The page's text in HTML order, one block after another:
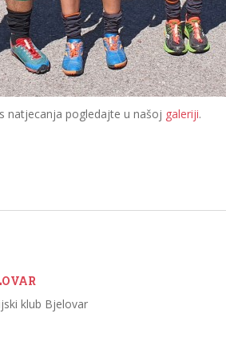
natjecanja pogledajte u našoj galeriji.
klub Bjelovar